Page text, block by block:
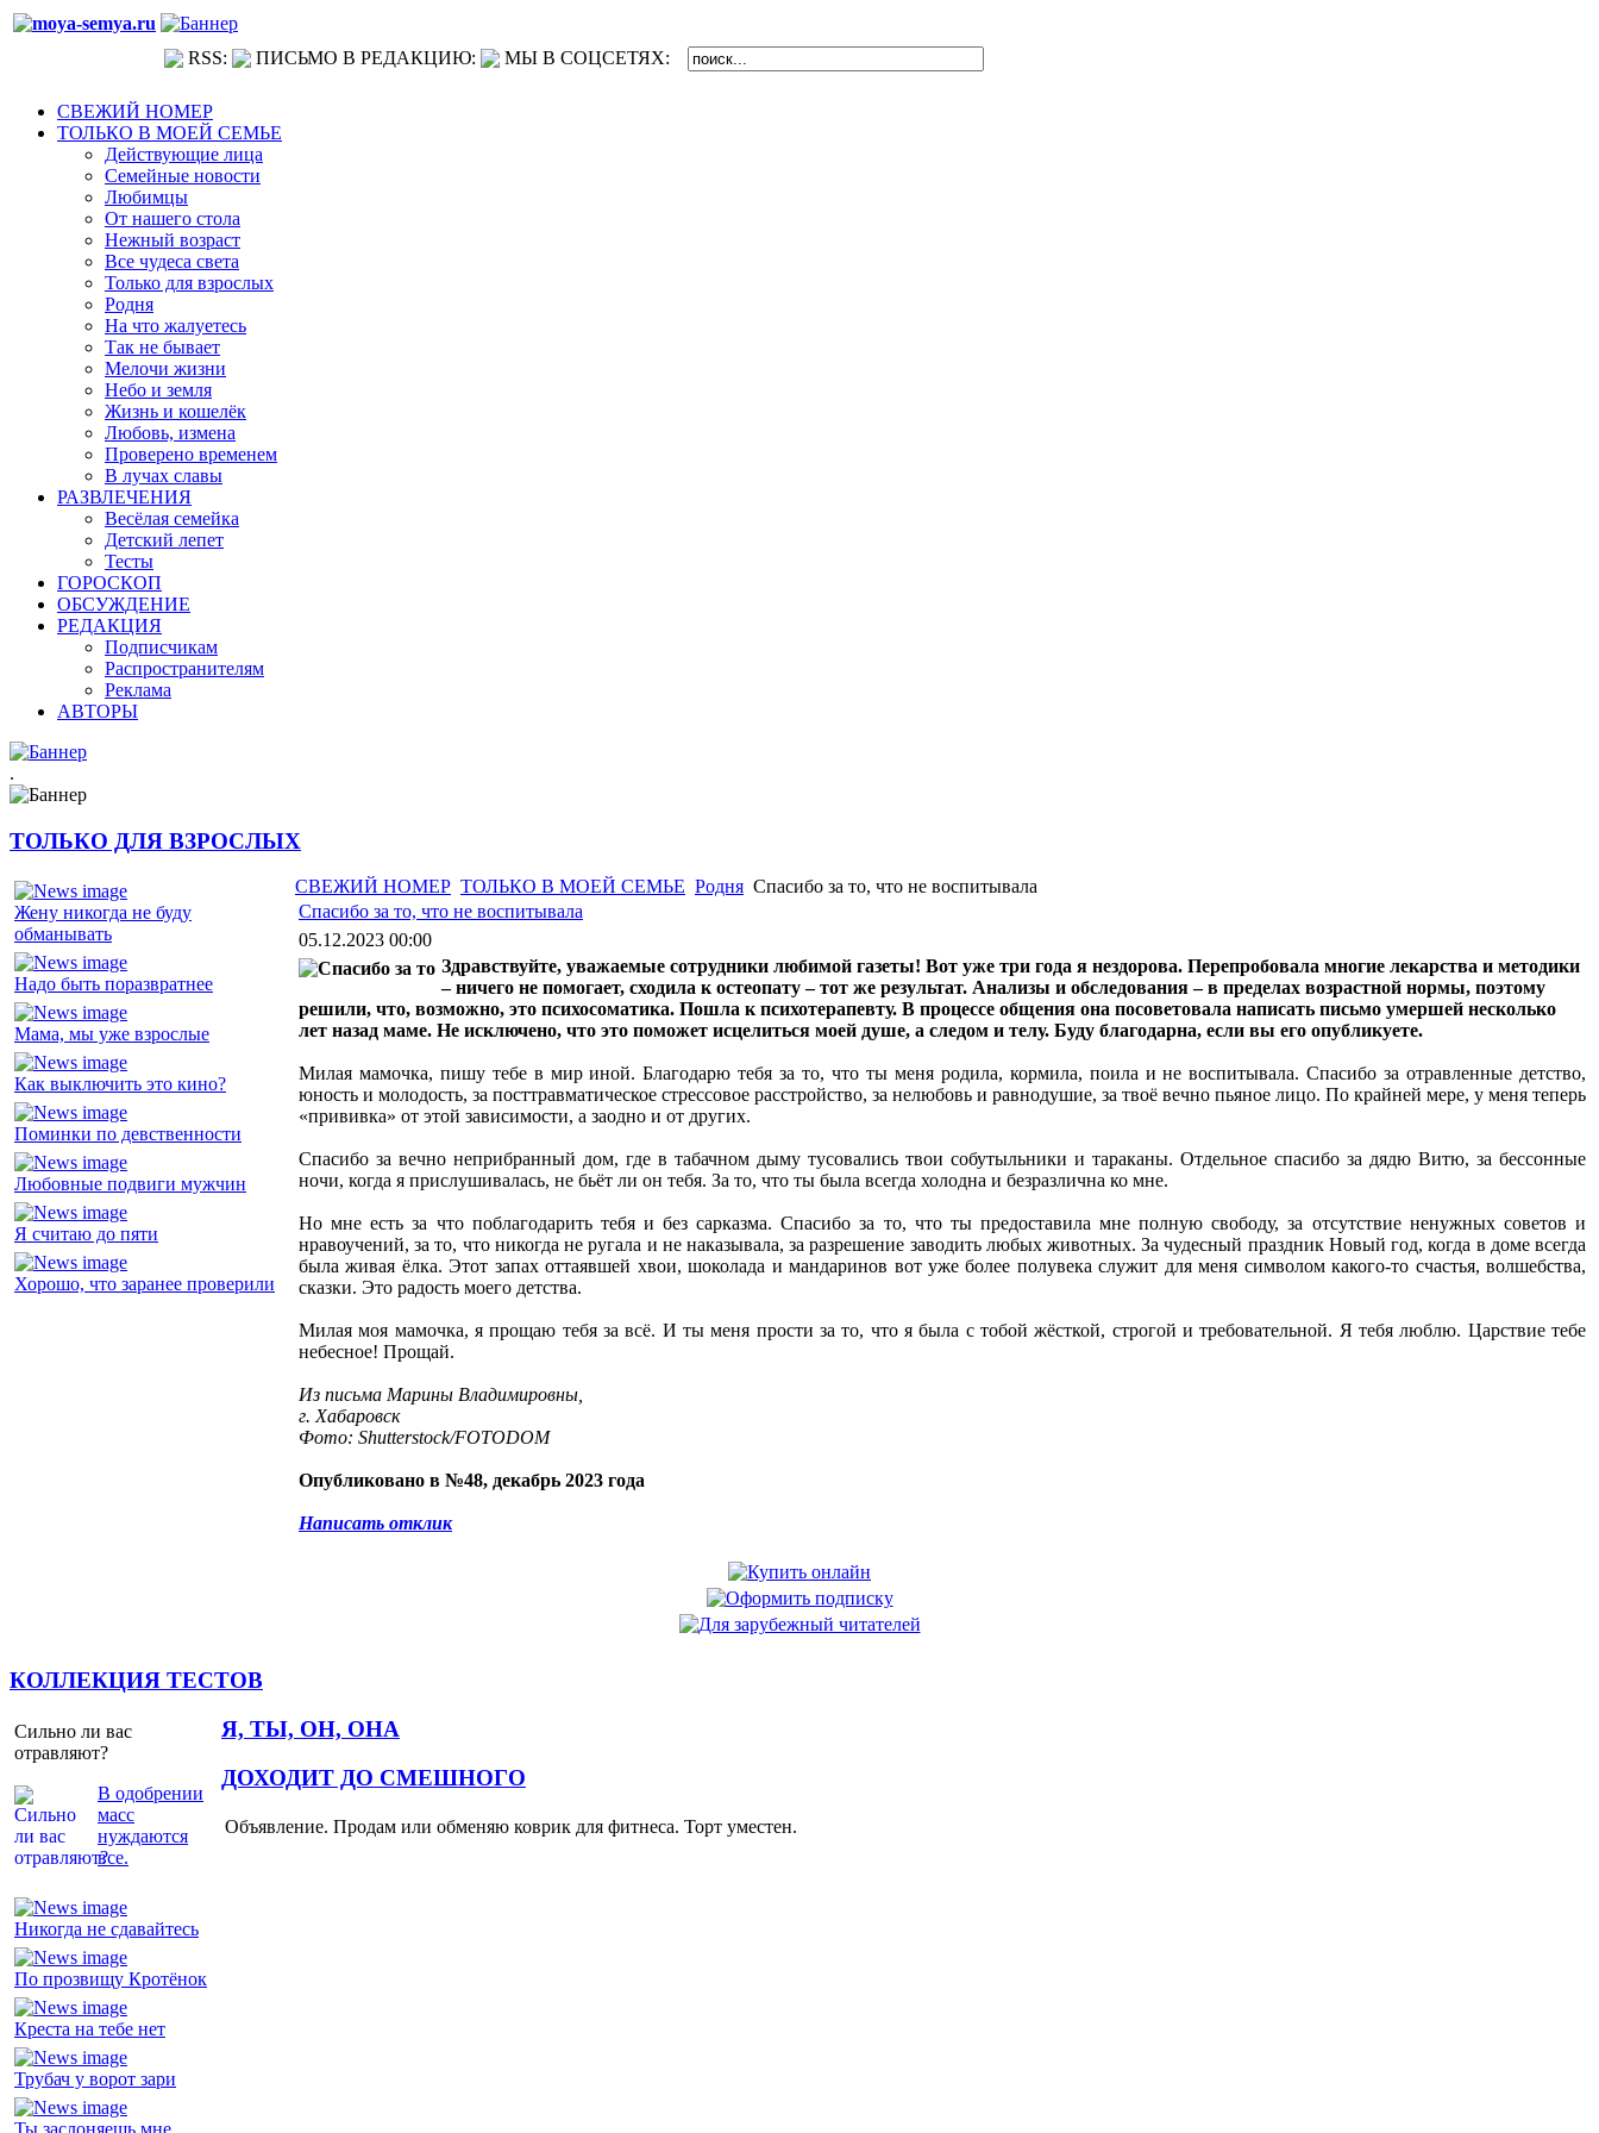
RSS: ПИСЬМО В РЕДАКЦИЮ: МЫ В СОЦСЕТЯХ:
СВЕЖИЙ НОМЕР
ТОЛЬКО В МОЕЙ СЕМЬЕ
Действующие лица
Семейные новости
Любимцы
От нашего стола
Нежный возраст
Все чудеса света
Только для взрослых
Родня
На что жалуетесь
Так не бывает
Мелочи жизни
Небо и земля
Жизнь и кошелёк
Любовь, измена
Проверено временем
В лучах славы
РАЗВЛЕЧЕНИЯ
Весёлая семейка
Детский лепет
Тесты
ГОРОСКОП
ОБСУЖДЕНИЕ
РЕДАКЦИЯ
Подписчикам
Распространителям
Реклама
АВТОРЫ
.
ТОЛЬКО ДЛЯ ВЗРОСЛЫХ
Жену никогда не буду
обманывать
Надо быть поразвратнее
Мама, мы уже взрослые
Как выключить это кино?
Поминки по девственности
Любовные подвиги мужчин
Я считаю до пяти
Хорошо, что заранее проверили
СВЕЖИЙ НОМЕР ТОЛЬКО В МОЕЙ СЕМЬЕ Родня Спасибо за то, что не воспитывала
Спасибо за то, что не воспитывала
05.12.2023 00:00
Здравствуйте, уважаемые сотрудники любимой газеты! Вот уже три года я нездорова. Перепробовала многие лекарства и методики
– ничего не помогает, сходила к остеопату – тот же результат. Анализы и обследования – в пределах возрастной нормы, поэтому
решили, что, возможно, это психосоматика. Пошла к психотерапевту. В процессе общения она посоветовала написать письмо умершей несколько
лет назад маме. Не исключено, что это поможет исцелиться моей душе, а следом и телу. Буду благодарна, если вы его опубликуете.
Милая мамочка, пишу тебе в мир иной. Благодарю тебя за то, что ты меня родила, кормила, поила и не воспитывала. Спасибо за отравленные детство,
юность и молодость, за посттравматическое стрессовое расстройство, за нелюбовь и равнодушие, за твоё вечно пьяное лицо. По крайней мере, у меня теперь
«прививка» от этой зависимости, а заодно и от других.
Спасибо за вечно неприбранный дом, где в табачном дыму тусовались твои собутыльники и тараканы. Отдельное спасибо за дядю Витю, за бессонные
ночи, когда я прислушивалась, не бьёт ли он тебя. За то, что ты была всегда холодна и безразлична ко мне.
Но мне есть за что поблагодарить тебя и без сарказма. Спасибо за то, что ты предоставила мне полную свободу, за отсутствие ненужных советов и
нравоучений, за то, что никогда не ругала и не наказывала, за разрешение заводить любых животных. За чудесный праздник Новый год, когда в доме всегда
была живая ёлка. Этот запах оттаявшей хвои, шоколада и мандаринов вот уже более полувека служит для меня символом какого-то счастья, волшебства,
сказки. Это радость моего детства.
Милая моя мамочка, я прощаю тебя за всё. И ты меня прости за то, что я была с тобой жёсткой, строгой и требовательной. Я тебя люблю. Царствие тебе
небесное! Прощай.
Из письма Марины Владимировны,
г. Хабаровск
Фото: Shutterstock/FOTODOM
Опубликовано в №48, декабрь 2023 года
Написать отклик
КОЛЛЕКЦИЯ ТЕСТОВ
Сильно ли вас
отравляют?
В одобрении
масс
нуждаются
все.
Я, ТЫ, ОН, ОНА
Никогда не сдавайтесь
По прозвищу Кротёнок
Креста на тебе нет
Трубач у ворот зари
Ты заслоняешь мне
ДОХОДИТ ДО СМЕШНОГО
Объявление. Продам или обменяю коврик для фитнеса. Торт уместен.